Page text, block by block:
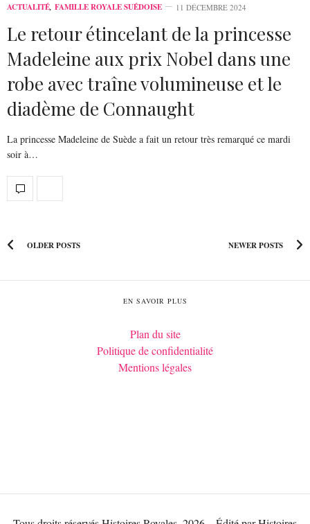
ACTUALITÉ, FAMILLE ROYALE SUÉDOISE 11 DÉCEMBRE 2024
Le retour étincelant de la princesse
Madeleine aux prix Nobel dans une
robe avec traîne volumineuse et le
diadème de Connaught
La princesse Madeleine de Suède a fait un retour très remarqué ce mardi
soir à…
OLDER POSTS NEWER POSTS
EN SAVOIR PLUS
Plan du site
Politique de confidentialité
Mentions légales